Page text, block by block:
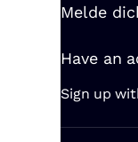
Melde
Have an
Sign up